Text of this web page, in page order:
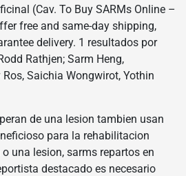
(Cav. To Buy SARMs Online –
free and same-day shipping,
delivery. 1 resultados por
Rathjen; Sarm Heng,
Saichia Wongwirot, Yothin
de una lesion tambien usan
para la rehabilitacion
una lesion, sarms repartos en
destacado es necesario